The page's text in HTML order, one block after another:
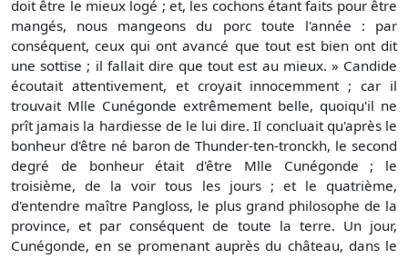
doit être le mieux logé ; et, les cochons étant faits pour être
mangés, nous mangeons du porc toute l'année : par
conséquent, ceux qui ont avancé que tout est bien ont dit
une sottise ; il fallait dire que tout est au mieux. » Candide
écoutait attentivement, et croyait innocemment ; car il
trouvait Mlle Cunégonde extrêmement belle, quoiqu'il ne
prît jamais la hardiesse de le lui dire. Il concluait qu'après le
bonheur d'être né baron de Thunder-ten-tronckh, le second
degré de bonheur était d'être Mlle Cunégonde ; le
troisième, de la voir tous les jours ; et le quatrième,
d'entendre maître Pangloss, le plus grand philosophe de la
province, et par conséquent de toute la terre. Un jour,
Cunégonde, en se promenant auprès du château, dans le